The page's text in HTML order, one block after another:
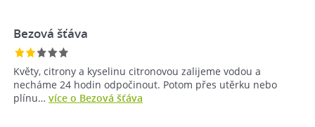
Bezová šťáva
Květy, citrony a kyselinu citronovou zalijeme vodou a
necháme 24 hodin odpočinout. Potom přes utěrku nebo
plínu… více o Bezová šťáva